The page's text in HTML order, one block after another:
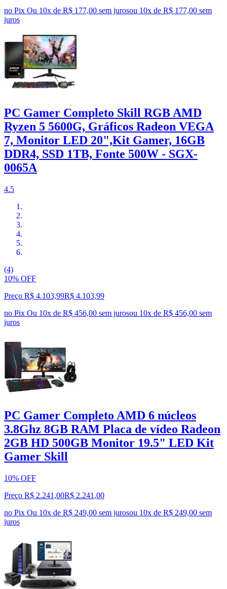
no Pix Ou 10x de R$ 177,00 sem jurosou 10x de R$ 177,00 sem
juros
PC Gamer Completo Skill RGB AMD
Ryzen 5 5600G, Gráficos Radeon VEGA
7, Monitor LED 20",Kit Gamer, 16GB
DDR4, SSD 1TB, Fonte 500W - SGX-
0065A
4.5
(4)
10% OFF
Preço R$ 4.103,99R$ 4.103,99
no Pix Ou 10x de R$ 456,00 sem jurosou 10x de R$ 456,00 sem
juros
PC Gamer Completo AMD 6 núcleos
3.8Ghz 8GB RAM Placa de vídeo Radeon
2GB HD 500GB Monitor 19.5" LED Kit
Gamer Skill
10% OFF
Preço R$ 2.241,00R$ 2.241 ,00
no Pix Ou 10x de R$ 249,00 sem jurosou 10x de R$ 249,00 sem
juros